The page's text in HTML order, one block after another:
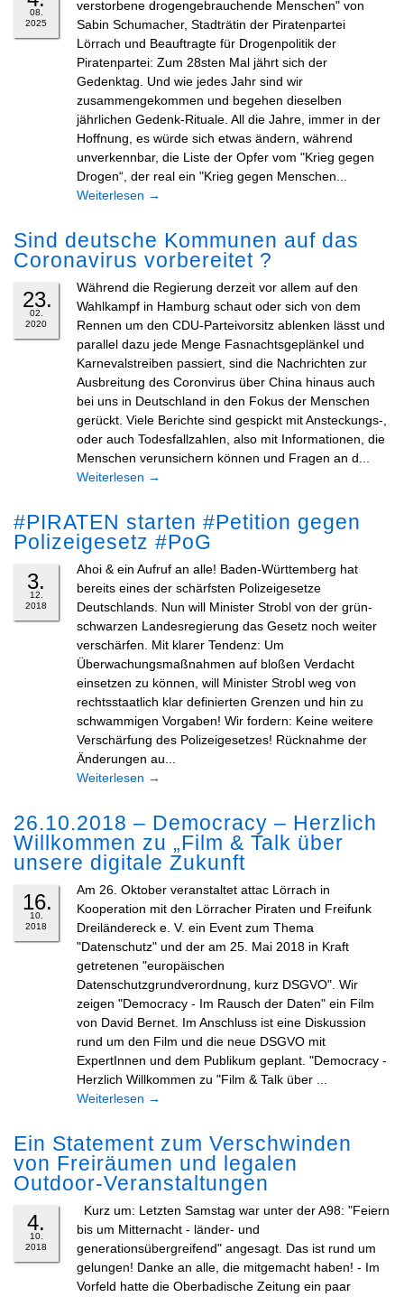
08.
2025
verstorbene drogengebrauchende Menschen" von
Sabin Schumacher, Stadträtin der Piratenpartei
Lörrach und Beauftragte für Drogenpolitik der
Piratenpartei: Zum 28sten Mal jährt sich der
Gedenktag. Und wie jedes Jahr sind wir
zusammengekommen und begehen dieselben
jährlichen Gedenk-Rituale. All die Jahre, immer in der
Hoffnung, es würde sich etwas ändern, während
unverkennbar, die Liste der Opfer vom "Krieg gegen
Drogen“, der real ein "Krieg gegen Menschen...
Weiterlesen →
Sind deutsche Kommunen auf das
Coronavirus vorbereitet ?
23.
02.
2020
Während die Regierung derzeit vor allem auf den
Wahlkampf in Hamburg schaut oder sich von dem
Rennen um den CDU-Parteivorsitz ablenken lässt und
parallel dazu jede Menge Fasnachtsgeplänkel und
Karnevalstreiben passiert, sind die Nachrichten zur
Ausbreitung des Coronvirus über China hinaus auch
bei uns in Deutschland in den Fokus der Menschen
gerückt. Viele Berichte sind gespickt mit Ansteckungs-,
oder auch Todesfallzahlen, also mit Informationen, die
Menschen verunsichern können und Fragen an d...
Weiterlesen →
#PIRATEN starten #Petition gegen
Polizeigesetz #PoG
3.
12.
2018
Ahoi & ein Aufruf an alle! Baden-Württemberg hat
bereits eines der schärfsten Polizeigesetze
Deutschlands. Nun will Minister Strobl von der grün-
schwarzen Landesregierung das Gesetz noch weiter
verschärfen. Mit klarer Tendenz: Um
Überwachungsmaßnahmen auf bloßen Verdacht
einsetzen zu können, will Minister Strobl weg von
rechtsstaatlich klar definierten Grenzen und hin zu
schwammigen Vorgaben! Wir fordern: Keine weitere
Verschärfung des Polizeigesetzes! Rücknahme der
Änderungen au...
Weiterlesen →
26.10.2018 – Democracy – Herzlich
Willkommen zu „Film & Talk über
unsere digitale Zukunft
16.
10.
2018
Am 26. Oktober veranstaltet attac Lörrach in
Kooperation mit den Lörracher Piraten und Freifunk
Dreiländereck e. V. ein Event zum Thema
"Datenschutz" und der am 25. Mai 2018 in Kraft
getretenen "europäischen
Datenschutzgrundverordnung, kurz DSGVO". Wir
zeigen "Democracy - Im Rausch der Daten" ein Film
von David Bernet. Im Anschluss ist eine Diskussion
rund um den Film und die neue DSGVO mit
ExpertInnen und dem Publikum geplant. "Democracy -
Herzlich Willkommen zu "Film & Talk über ...
Weiterlesen →
Ein Statement zum Verschwinden
von Freiräumen und legalen
Outdoor-Veranstaltungen
4.
10.
2018
Kurz um: Letzten Samstag war unter der A98: "Feiern
bis um Mitternacht - länder- und
generationsübergreifend" angesagt. Das ist rund um
gelungen! Danke an alle, die mitgemacht haben! - Im
Vorfeld hatte die Oberbadische Zeitung ein paar